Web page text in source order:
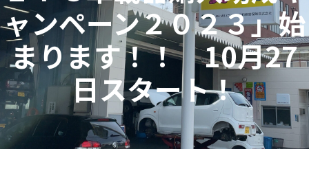
ャンペーン２０２３」始
まります！！ 10月27
日スタート！